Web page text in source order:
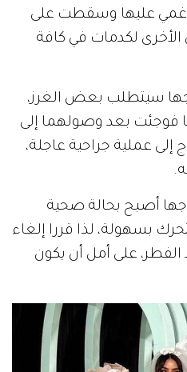
أغمي عليها وسقطت على
لكدمات في كافة
سيتطلب بعض الغرز،
فوجئت بعد وصولهما إلى
عملية جراحية عاجلة،
أصبح بحالة صحية
بسهولة، لذا قررا إلغاء
على أمل أن يكون